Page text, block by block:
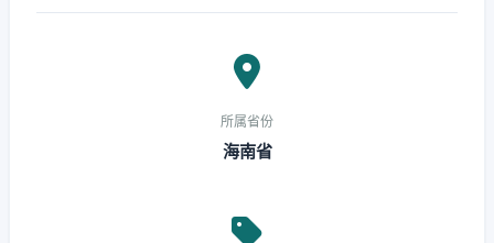
所属省份
海南省